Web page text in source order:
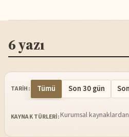
6 yazı
TARIH: Tümü Son 30 gün
KAYNAK TÜRLERI:Kurumsal